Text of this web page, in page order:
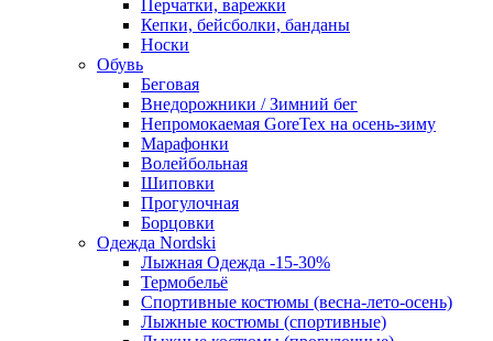
Перчатки, варежки
Кепки, бейсболки, банданы
Носки
Обувь
Беговая
Внедорожники / Зимний бег
Непромокаемая GoreTex на осень-зиму
Марафонки
Волейбольная
Шиповки
Прогулочная
Борцовки
Одежда Nordski
Лыжная Одежда -15-30%
Термобельё
Спортивные костюмы (весна-лето-осень)
Лыжные костюмы (спортивные)